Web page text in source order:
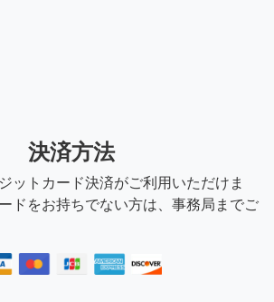
決済方法
ットカード決済がご利用いただけま
ドをお持ちでない方は、事務局までご